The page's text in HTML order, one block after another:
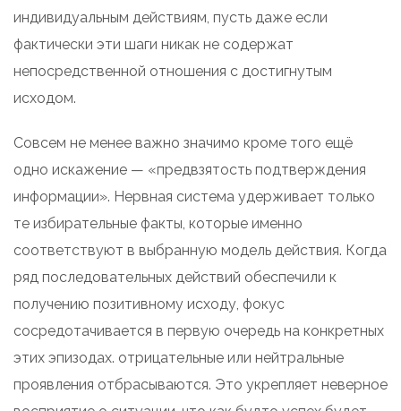
индивидуальным действиям, пусть даже если
фактически эти шаги никак не содержат
непосредственной отношения с достигнутым
исходом.
Совсем не менее важно значимо кроме того ещё
одно искажение — «предвзятость подтверждения
информации». Нервная система удерживает только
те избирательные факты, которые именно
соответствуют в выбранную модель действия. Когда
ряд последовательных действий обеспечили к
получению позитивному исходу, фокус
сосредотачивается в первую очередь на конкретных
этих эпизодах. отрицательные или нейтральные
проявления отбрасываются. Это укрепляет неверное